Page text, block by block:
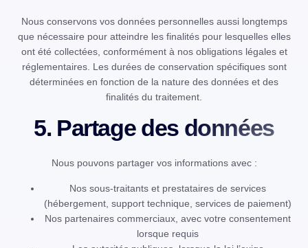
Nous conservons vos données personnelles aussi longtemps
que nécessaire pour atteindre les finalités pour lesquelles elles
ont été collectées, conformément à nos obligations légales et
réglementaires. Les durées de conservation spécifiques sont
déterminées en fonction de la nature des données et des
finalités du traitement.
5. Partage des données
Nous pouvons partager vos informations avec :
Nos sous-traitants et prestataires de services
(hébergement, support technique, services de paiement)
Nos partenaires commerciaux, avec votre consentement
lorsque requis